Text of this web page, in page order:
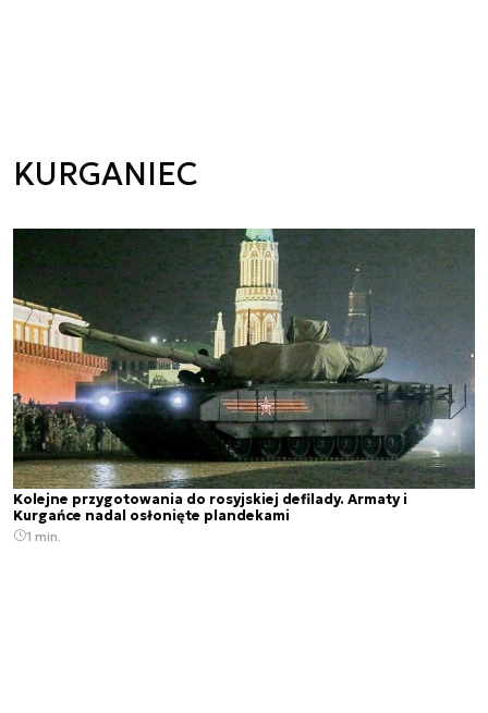
KURGANIEC
Kolejne przygotowania do rosyjskiej defilady. Armaty i
Kurgańce nadal osłonięte plandekami
1 min.